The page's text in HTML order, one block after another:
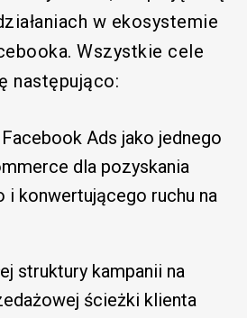
w ekosystemie
Wszystkie cele
następująco:
Ads jako jednego
dla pozyskania
konwertującego ruchu na
struktury kampanii na
ścieżki klienta